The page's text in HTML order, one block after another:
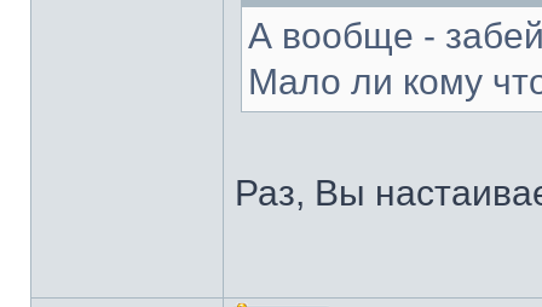
А вообще -
Мало ли кому
Раз, Вы